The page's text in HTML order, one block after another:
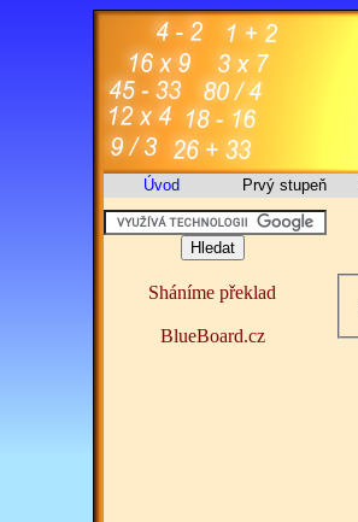
Úvod Prvý stupeň
Sháníme překlad
BlueBoard.cz